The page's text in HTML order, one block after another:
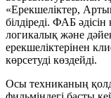
«Ерекшеліктер,
білдіреді. ФАБ
логикалық және
ерекшеліктерінен
көрсетуді көздейді.
Осы техниканың